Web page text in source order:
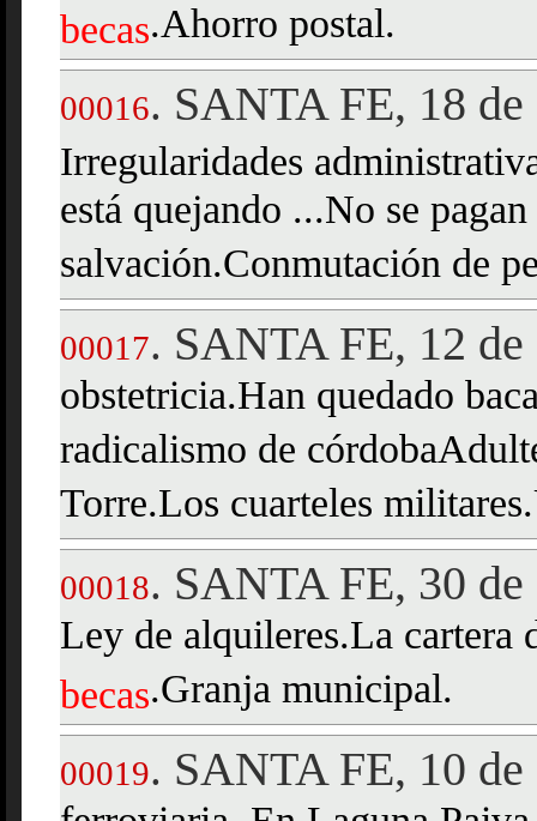
becas.Ahorro postal.
00016. SANTA FE, 18
Irregularidades
está quejando ...No se
salvación.Conmutación de
00017. SANTA FE, 12 de
obstetricia.Han quedado
radicalismo de
Torre.Los cuarteles
00018. SANTA FE, 30 de
Ley de alquileres.La cartera
becas.Granja municipal.
00019. SANTA FE, 10